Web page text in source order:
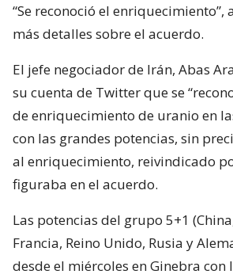
“Se reconoció el enriquecimiento”,
más detalles sobre el acuerdo.
El jefe negociador de Irán, Abas
su cuenta de Twitter que se
de enriquecimiento de uranio en
con las grandes potencias, sin
al enriquecimiento, reivindicado
figuraba en el acuerdo.
Las potencias del grupo 5+1
Francia, Reino Unido, Rusia y
desde el miércoles en Ginebra con